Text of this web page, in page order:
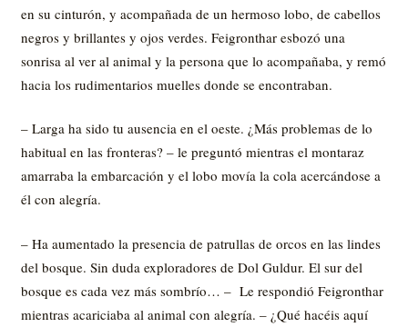
en su cinturón, y acompañada de un hermoso lobo, de cabellos
negros y brillantes y ojos verdes. Feigronthar esbozó una
sonrisa al ver al animal y la persona que lo acompañaba, y remó
hacia los rudimentarios muelles donde se encontraban.
– Larga ha sido tu ausencia en el oeste. ¿Más problemas de lo
habitual en las fronteras? – le preguntó mientras el montaraz
amarraba la embarcación y el lobo movía la cola acercándose a
él con alegría.
– Ha aumentado la presencia de patrullas de orcos en las lindes
del bosque. Sin duda exploradores de Dol Guldur. El sur del
bosque es cada vez más sombrío… – Le respondió Feigronthar
mientras acariciaba al animal con alegría. – ¿Qué hacéis aquí